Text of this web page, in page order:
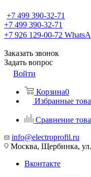
+7 499 390-32-71
+7 499 390-32-71
+7 926 129-00-72
Заказать звонок
Задать вопрос
Войти
Корзина0
Избранные
Сравнение
info@electroprofil.ru
Москва, Щербинка,
Вконтакте